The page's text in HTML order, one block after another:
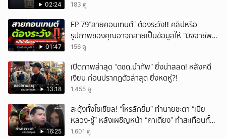
02:24 183 ดู
01:47
EP 79”สายคอนเทนต์“ ต้องระวัง‼️ คลิปหรือ
รูปภาพของคุณอาจกลายเป็นข้อมูลให้ ”มิจฉาชีพ“
นำไปใช้ได้
156 ดู
13:18
เปิดภาพล่าสุด “ตชด.นำทัพ” ยิ่งน่าสลด! หลังคดี
เงียบ ก่อนปรากฎตัวล่าสุด ยิ่งหดหู่?!
1,455 ดู
16:25
สะดุ้งทั้งโซเชียล! “โหรลักยิ้ม” ทำนายชะตา “เมีย
หลวง-ชู้” หลังเผชิญหน้า “คาเตียง” ทำสะเทือนทั้ง
ประเทศ
1,601 ดู